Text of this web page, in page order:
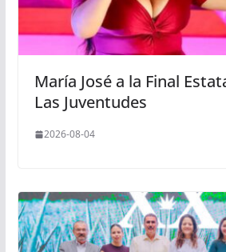
María José a la Final
Las Juventudes
2026-08-04